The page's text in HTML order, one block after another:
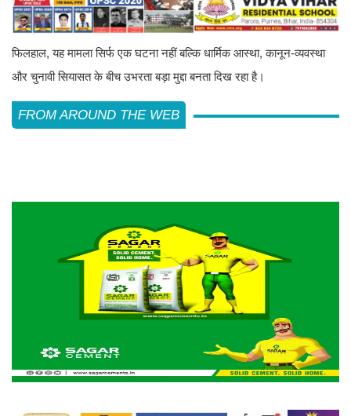
फिलहाल, यह मामला सिर्फ एक घटना नहीं बल्कि धार्मिक आस्था, कानून-व्यवस्था
और चुनावी सियासत के बीच उभरता बड़ा मुद्दा बनता दिख रहा है।
FROM AROUND THE WEB